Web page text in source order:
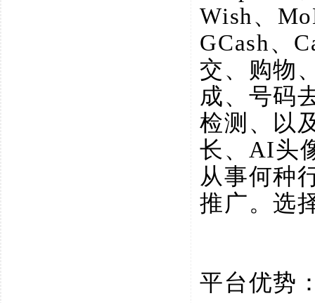
Wish、
GCash、
交、购物
成、号码
检测、以
长、AI头
从事何种
推广。选
平台优势